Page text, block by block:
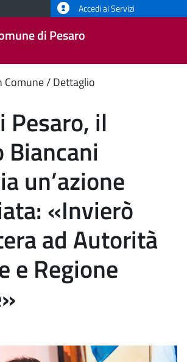
Accedi ai Servizi
di Pesaro
Comune Dettaglio
Pesaro, il
Biancani
un’azione
«Invierò
ad Autorità
e Regione